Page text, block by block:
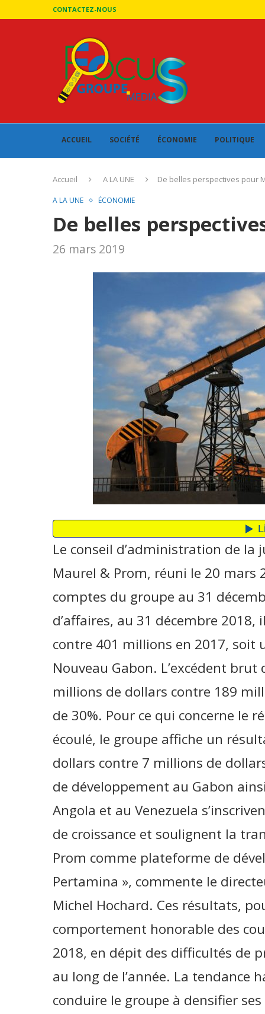
CONTACTEZ-NOUS
ACCUEIL SOCIÉTÉ ÉCONOMIE POLITIQUE
Accueil A LA UNE De belles perspectives pour
A LA UNE ÉCONOMIE
De belles
26 mars 2019
Le conseil d’administration de
Maurel & Prom, réuni le 20 mars
comptes du groupe au 31
d’affaires, au 31 décembre
contre 401 millions en 2017, soit
Nouveau Gabon. L’excédent
millions de dollars contre 189
de 30%. Pour ce qui concerne le
écoulé, le groupe affiche un
dollars contre 7 millions de
de développement au Gabon
Angola et au Venezuela
de croissance et soulignent la
Prom comme plateforme de
Pertamina », commente le
Michel Hochard. Ces résultats,
comportement honorable des
2018, en dépit des difficultés de
au long de l’année. La tendance
conduire le groupe à densifier